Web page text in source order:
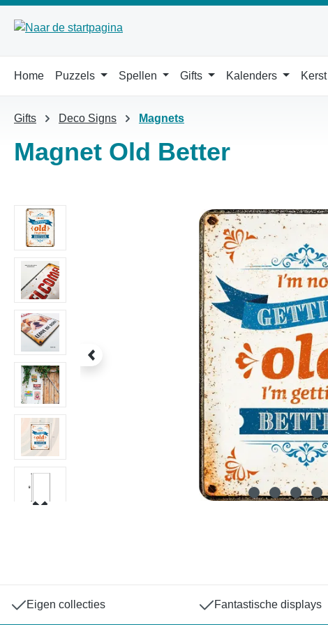
Home Puzzels Spellen Gifts Kalenders Kerst
Gifts Deco Signs Magnets
Magnet Old Better
Eigen collecties Fantastische displays